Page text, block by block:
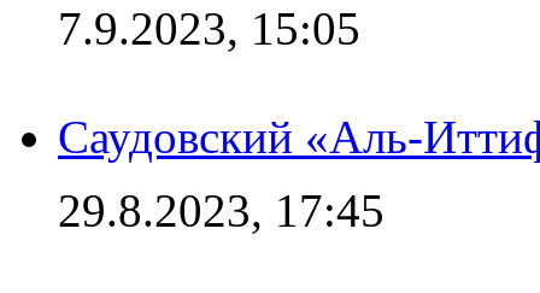
7.9.2023, 15:05
Саудовский «Аль-
29.8.2023, 17:45